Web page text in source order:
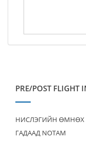
PRE/POST FLIGHT
НИСЛЭГИЙН
ГАДААД NOTAM